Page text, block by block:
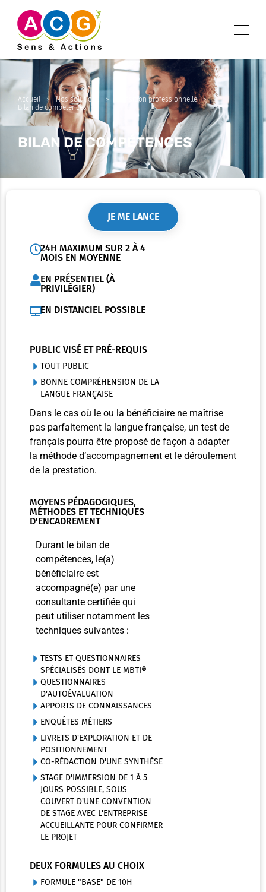
Accueil > Nos solutions > Transition professionnelle
>
Bilan de compétences
BILAN DE COMPÉTENCES
JE ME LANCE
24H MAXIMUM SUR 2 À 4
MOIS EN MOYENNE
EN PRÉSENTIEL (À
PRIVILÉGIER)
EN DISTANCIEL POSSIBLE
PUBLIC VISÉ ET PRÉ-REQUIS
TOUT PUBLIC
BONNE COMPRÉHENSION DE LA
LANGUE FRANÇAISE
Dans le cas où le ou la bénéficiaire ne maîtrise
pas parfaitement la langue française, un test de
français pourra être proposé de façon à adapter
la méthode d’accompagnement et le déroulement
de la prestation.
MOYENS PÉDAGOGIQUES,
MÉTHODES ET TECHNIQUES
D'ENCADREMENT
Durant le bilan de
compétences, le(a)
bénéficiaire est
accompagné(e) par une
consultante certifiée qui
peut utiliser notamment les
techniques suivantes :
TESTS ET QUESTIONNAIRES
SPÉCIALISÉS DONT LE MBTI®
QUESTIONNAIRES
D'AUTOÉVALUATION
APPORTS DE CONNAISSANCES
ENQUÊTES MÉTIERS
LIVRETS D'EXPLORATION ET DE
POSITIONNEMENT
CO-RÉDACTION D'UNE SYNTHÈSE
STAGE D'IMMERSION DE 1 À 5
JOURS POSSIBLE, SOUS
COUVERT D'UNE CONVENTION
DE STAGE AVEC L'ENTREPRISE
ACCUEILLANTE POUR CONFIRMER
LE PROJET
DEUX FORMULES AU CHOIX
FORMULE "BASE" DE 10H